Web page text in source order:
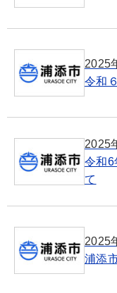
2025
令和
2025
令和6
て
2025
浦添